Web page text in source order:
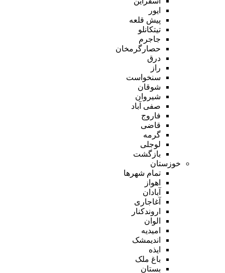
ایور
پیش قلعه
تیتکانلو
جاجرم
حصارگرمخان
درق
راز
سنخواست
شوقان
شیروان
صفی آباد
فاروج
قاضی
گرمه
لوجلی
بازگشت
خوزستان
تمام شهر‌ها
اهواز
آبادان
آغاجاری
اروندکنار
الوان
امیدیه
اندیمشک
ایذه
باغ ملک
بستان